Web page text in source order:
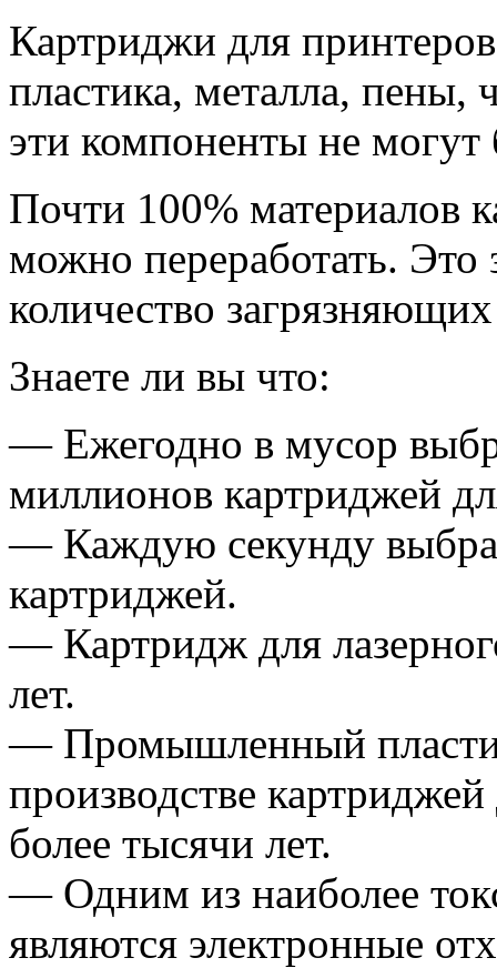
Картриджи для
пластика, металла, пены,
эти компоненты не могут
Почти 100% материалов
можно переработать. Это
количество
Знаете ли вы что:
— Ежегодно в мусор
миллионов картриджей
— Каждую секунду
картриджей.
— Картридж для
лет.
— Промышленный
производстве
более тысячи лет.
— Одним из наиболее
являются электронные